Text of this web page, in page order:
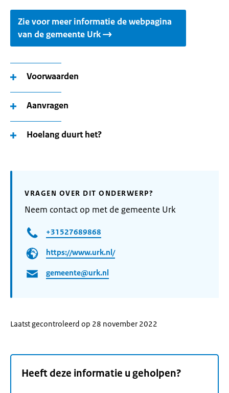
Zie voor meer informatie de webpagina
van de gemeente Urk
Voorwaarden
Aanvragen
Hoelang duurt het?
VRAGEN OVER DIT ONDERWERP?
Neem contact op met de gemeente Urk
+31527689868
https://www.urk.nl/
gemeente@urk.nl
Laatst gecontroleerd op 28 november 2022
Heeft deze informatie u geholpen?